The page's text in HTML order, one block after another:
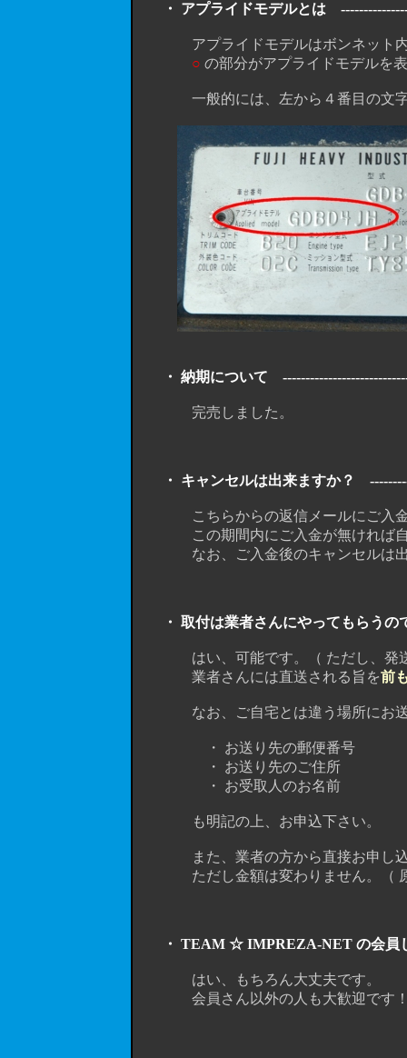
・ アプライドモデルとは
アプライドモデルはボンネット内の
○ の部分がアプライドモデルを
一般的には、左から４番目の文字で
・ 納期について
完売しました。
・ キャンセルは出来ますか？
こちらからの返信メールにご入金
この期間内にご入金が無ければ自
なお、ご入金後のキャンセルは出来
・ 取付は業者さんにやってもらう
はい、可能です。（ ただし、発送
業者さんには直送される旨を前
なお、ご自宅とは違う場所にお送り
・ お送り先の郵便番号
・ お送り先のご住所
・ お受取人のお名前
も明記の上、お申込下さい。
また、業者の方から直接お申し込
ただし金額は変わりません。（ 原
・ TEAM ☆ IMPREZA-NET の会員
はい、もちろん大丈夫です。
会員さん以外の人も大歓迎です